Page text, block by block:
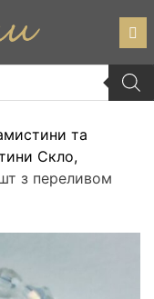
та
Скло,
з переливом